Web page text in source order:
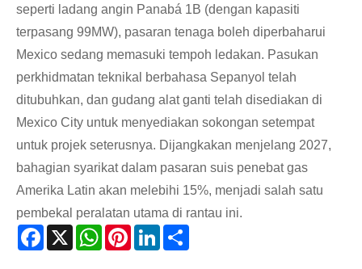
seperti ladang angin Panabá 1B (dengan kapasiti
terpasang 99MW), pasaran tenaga boleh diperbaharui
Mexico sedang memasuki tempoh ledakan. Pasukan
perkhidmatan teknikal berbahasa Sepanyol telah
ditubuhkan, dan gudang alat ganti telah disediakan di
Mexico City untuk menyediakan sokongan setempat
untuk projek seterusnya. Dijangkakan menjelang 2027,
bahagian syarikat dalam pasaran suis penebat gas
Amerika Latin akan melebihi 15%, menjadi salah satu
pembekal peralatan utama di rantau ini.
Facebook
X WhatsAppPinterestLinkedIn